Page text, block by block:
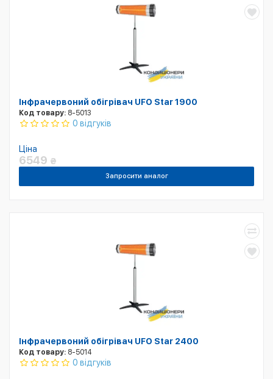
Інфрачервоний обігрівач UFO Star 1900
Код товару: 8-5013
0 відгуків
Ціна
6549 ₴
Запросити аналог
Інфрачервоний обігрівач UFO Star 2400
Код товару: 8-5014
0 відгуків